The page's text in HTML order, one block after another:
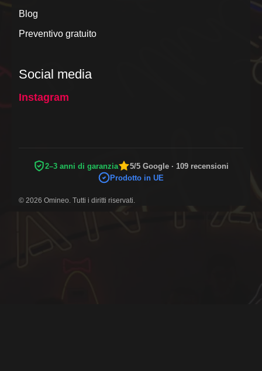
Blog
Preventivo gratuito
Social media
Instagram
2–3 anni di garanzia
5/5 Google · 109 recensioni
Prodotto in UE
© 2026 Omineo. Tutti i diritti riservati.